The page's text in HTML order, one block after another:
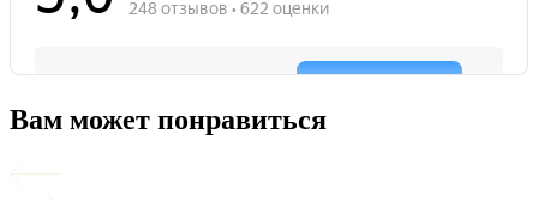
Вам может понравиться